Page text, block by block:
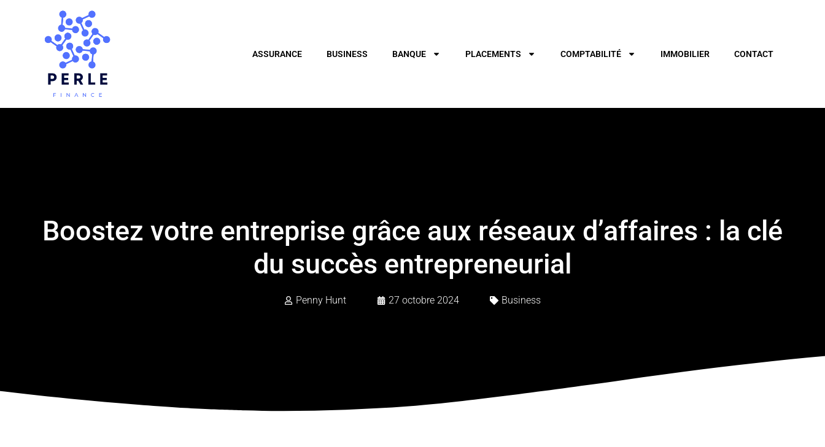
ASSURANCE BUSINESS BANQUE PLACEMENTS COMPTABILITÉ IMMOBILIER CONTACT
Boostez votre entreprise grâce aux réseaux d’affaires : la clé
du succès entrepreneurial
Penny Hunt 27 octobre 2024 Business